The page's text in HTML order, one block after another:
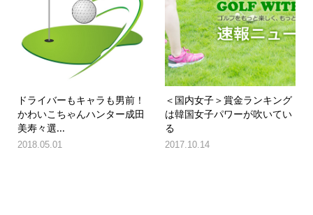
ドライバーもキャラも男前！
かわいこちゃんハンター成田
美寿々選...
2018.05.01
＜国内女子＞賞金ランキング
は韓国女子パワーが吹いてい
る
2017.10.14